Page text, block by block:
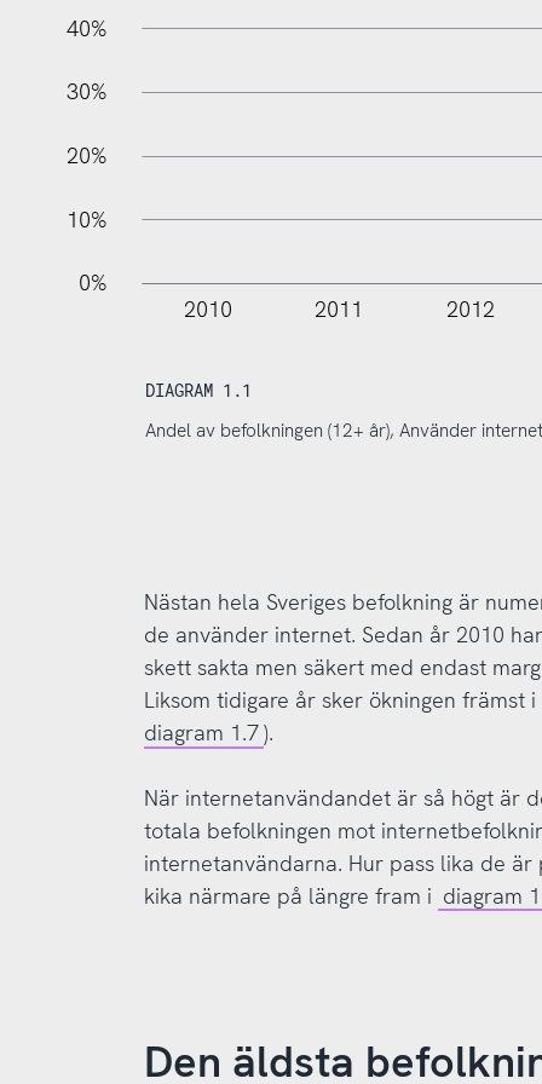
40%
30%
20%
10%
0%
2010 2011 2012
DIAGRAM 1.1
Andel av befolkningen (12+ år), Använder
Nästan hela Sveriges befolkning är
de använder internet. Sedan år 2010
skett sakta men säkert med endast
Liksom tidigare år sker ökningen främst
diagram 1.7).
När internetanvändandet är så högt är
totala befolkningen mot
internetanvändarna. Hur pass lika de
kika närmare på längre fram i diagram
Den äldsta